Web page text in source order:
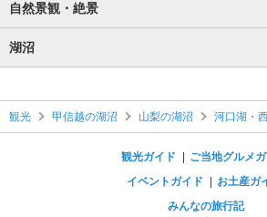
自然景観・絶景
湖沼
観光 甲信越の湖沼 山梨の湖沼 河口湖・
観光ガイド
ご当地グルメ
イベントガイド
お土産ガ
みんなの旅行記